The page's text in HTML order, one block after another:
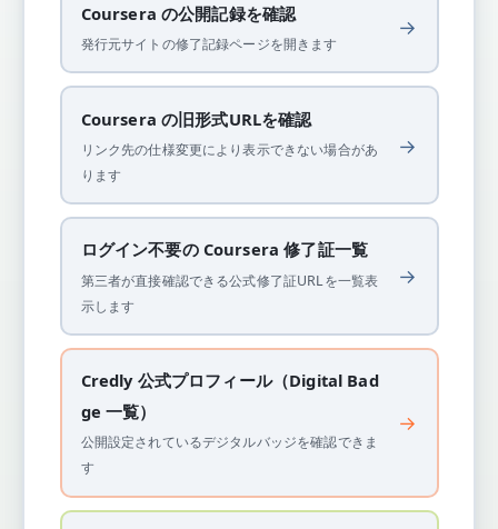
Coursera の公開記録を確認
発行元サイトの修了記録ページを開きます
→
Coursera の旧形式URLを確認
リンク先の仕様変更により表示できない場合があ
ります
→
ログイン不要の Coursera 修了証一覧
第三者が直接確認できる公式修了証URLを一覧表
示します
→
Credly 公式プロフィール（Digital Bad
ge 一覧）
公開設定されているデジタルバッジを確認できま
す
→